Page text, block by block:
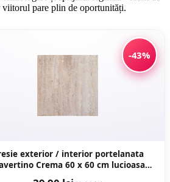
viitorul pare plin de oportunități.
-43%
exterior / interior portelanata
Crema 60 x 60 cm lucioasa